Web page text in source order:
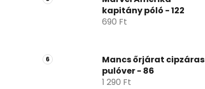
kapitány póló - 122
690 Ft
Mancs őrjárat cipzáras
pulóver - 86
1 290 Ft